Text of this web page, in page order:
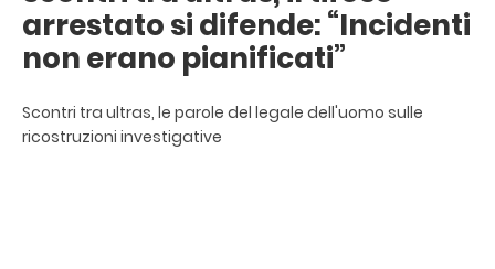
arrestato si difende: “Incidenti
non erano pianificati”
Scontri tra ultras, le parole del legale dell'uomo sulle
ricostruzioni investigative